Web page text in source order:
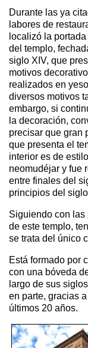
Durante las ya
labores de
localizó la portada
del templo,
siglo XIV, que
motivos
realizados en
diversos motivos
embargo, si
la decoración,
precisar que gran
que presenta el
interior es de estilo
neomudéjar y fue
entre finales del
principios del
Siguiendo con las
de este templo,
se trata del único
Está formado por
con una bóveda
largo de sus
en parte, gracias
últimos 20 años.